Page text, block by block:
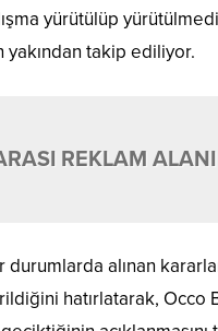
yürütülüp
yakından takip ediliyor.
REKLAM ALANI
alınan
hatırlatarak, Occo